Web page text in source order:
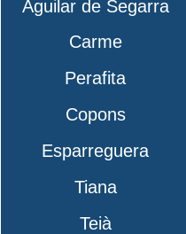
Aguilar de Segarra
Carme
Perafita
Copons
Esparreguera
Tiana
Teià